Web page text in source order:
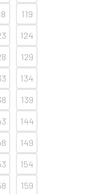
119
124
129
134
139
144
149
154
159